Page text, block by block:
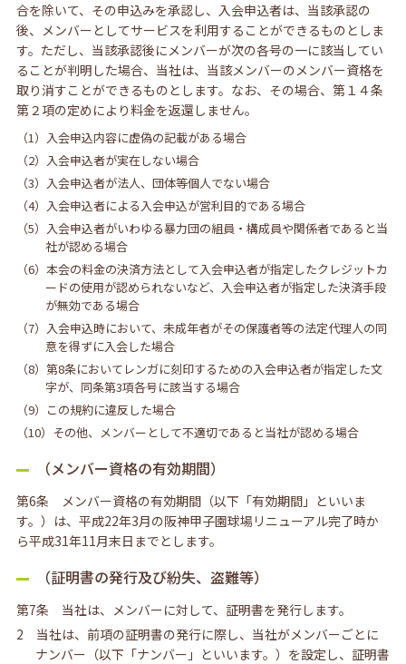
合を除いて、その申込みを承認し、入会申込者は、当該承認の
後、メンバーとしてサービスを利用することができるものとしま
す。ただし、当該承認後にメンバーが次の各号の一に該当してい
ることが判明した場合、当社は、当該メンバーのメンバー資格を
取り消すことができるものとします。なお、その場合、第１４条
第２項の定めにより料金を返還しません。
（1）入会申込内容に虚偽の記載がある場合
（2）入会申込者が実在しない場合
（3）入会申込者が法人、団体等個人でない場合
（4）入会申込者による入会申込が営利目的である場合
（5）入会申込者がいわゆる暴力団の組員・構成員や関係者であると当
社が認める場合
（6）本会の料金の決済方法として入会申込者が指定したクレジットカ
ードの使用が認められないなど、入会申込者が指定した決済手段
が無効である場合
（7）入会申込時において、未成年者がその保護者等の法定代理人の同
意を得ずに入会した場合
（8）第8条においてレンガに刻印するための入会申込者が指定した文
字が、同条第3項各号に該当する場合
（9）この規約に違反した場合
（10）その他、メンバーとして不適切であると当社が認める場合
（メンバー資格の有効期間）
第6条 メンバー資格の有効期間（以下「有効期間」といいま
す。）は、平成22年3月の阪神甲子園球場リニューアル完了時か
ら平成31年11月末日までとします。
（証明書の発行及び紛失、盗難等）
第7条 当社は、メンバーに対して、証明書を発行します。
2 当社は、前項の証明書の発行に際し、当社がメンバーごとに
ナンバー（以下「ナンバー」といいます。）を設定し、証明書